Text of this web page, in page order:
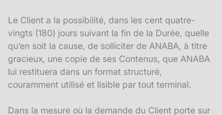
Le Client a la possibilité, dans les cent quatre-
vingts (180) jours suivant la fin de la Durée, quelle
qu’en soit la cause, de solliciter de ANABA, à titre
gracieux, une copie de ses Contenus, que ANABA
lui restituera dans un format structuré,
couramment utilisé et lisible par tout terminal.
Dans la mesure où la demande du Client porte sur